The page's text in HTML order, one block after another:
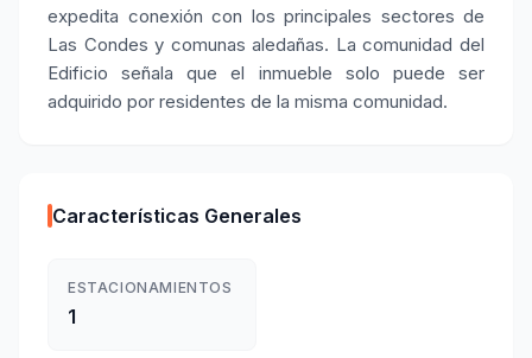
expedita conexión con los principales sectores de
Las Condes y comunas aledañas. La comunidad del
Edificio señala que el inmueble solo puede ser
adquirido por residentes de la misma comunidad.
Características Generales
ESTACIONAMIENTOS
1